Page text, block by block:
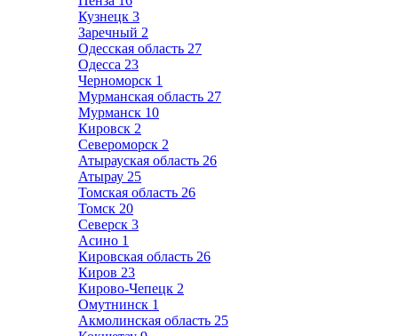
Кузнецк 3
Заречный 2
Одесская область 27
Одесса 23
Черноморск 1
Мурманская область 27
Мурманск 10
Кировск 2
Североморск 2
Атырауская область 26
Атырау 25
Томская область 26
Томск 20
Северск 3
Асино 1
Кировская область 26
Киров 23
Кирово-Чепецк 2
Омутнинск 1
Акмолинская область 25